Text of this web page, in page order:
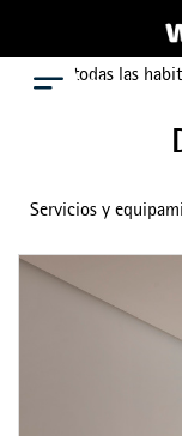
Menú
Ver todas las
Servicios y